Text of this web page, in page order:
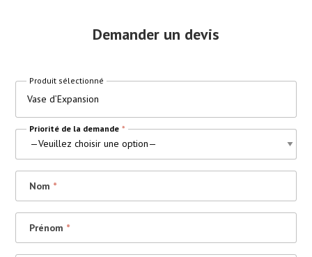
Demander un devis
Produit sélectionné
Vase d’Expansion
Priorité de la demande *
Nom *
Prénom *